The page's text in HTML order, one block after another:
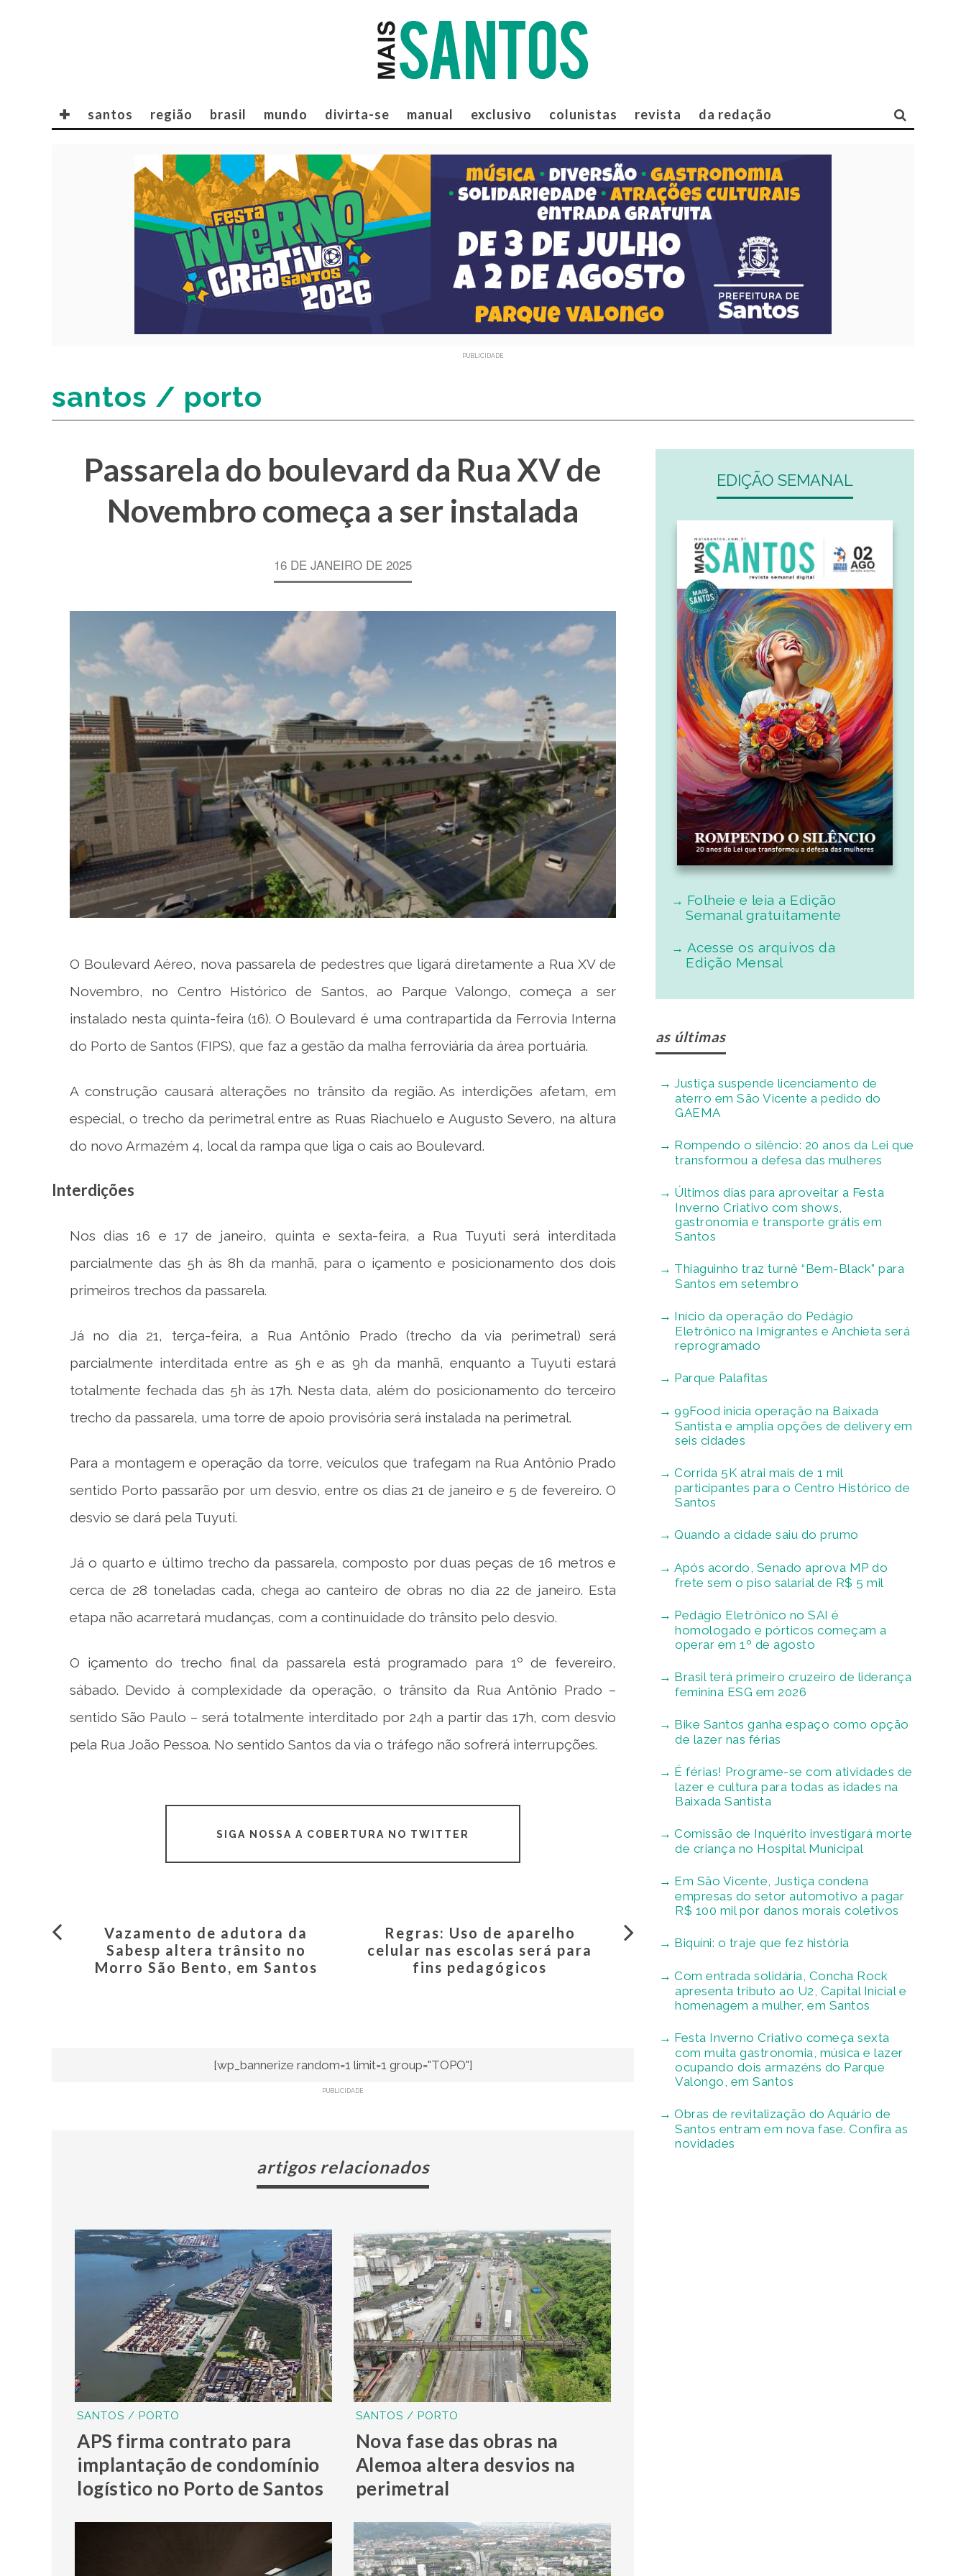
✚ santos região brasil mundo divirta-se manual exclusivo colunistas revista da redação
PUBLICIDADE
santos / porto
Passarela do boulevard da Rua XV de
Novembro começa a ser instalada
16 DE JANEIRO DE 2025
O Boulevard Aéreo, nova passarela de pedestres que ligará diretamente a Rua XV de
Novembro, no Centro Histórico de Santos, ao Parque Valongo, começa a ser
instalado nesta quinta-feira (16). O Boulevard é uma contrapartida da Ferrovia Interna
do Porto de Santos (FIPS), que faz a gestão da malha ferroviária da área portuária.
A construção causará alterações no trânsito da região. As interdições afetam, em
especial, o trecho da perimetral entre as Ruas Riachuelo e Augusto Severo, na altura
do novo Armazém 4, local da rampa que liga o cais ao Boulevard.
Interdições
Nos dias 16 e 17 de janeiro, quinta e sexta-feira, a Rua Tuyuti será interditada
parcialmente das 5h às 8h da manhã, para o içamento e posicionamento dos dois
primeiros trechos da passarela.
Já no dia 21, terça-feira, a Rua Antônio Prado (trecho da via perimetral) será
parcialmente interditada entre as 5h e as 9h da manhã, enquanto a Tuyuti estará
totalmente fechada das 5h às 17h. Nesta data, além do posicionamento do terceiro
trecho da passarela, uma torre de apoio provisória será instalada na perimetral.
Para a montagem e operação da torre, veículos que trafegam na Rua Antônio Prado
sentido Porto passarão por um desvio, entre os dias 21 de janeiro e 5 de fevereiro. O
desvio se dará pela Tuyuti.
Já o quarto e último trecho da passarela, composto por duas peças de 16 metros e
cerca de 28 toneladas cada, chega ao canteiro de obras no dia 22 de janeiro. Esta
etapa não acarretará mudanças, com a continuidade do trânsito pelo desvio.
O içamento do trecho final da passarela está programado para 1º de fevereiro,
sábado. Devido à complexidade da operação, o trânsito da Rua Antônio Prado –
sentido São Paulo – será totalmente interditado por 24h a partir das 17h, com desvio
pela Rua João Pessoa. No sentido Santos da via o tráfego não sofrerá interrupções.
SIGA NOSSA A COBERTURA NO TWITTER
Vazamento de adutora da
Sabesp altera trânsito no
Morro São Bento, em Santos
Regras: Uso de aparelho
celular nas escolas será para
fins pedagógicos
[wp_bannerize random=1 limit=1 group="TOPO"]
PUBLICIDADE
artigos relacionados
SANTOS / PORTO
APS firma contrato para
implantação de condomínio
logístico no Porto de Santos
SANTOS / PORTO
Nova fase das obras na
Alemoa altera desvios na
perimetral
EDIÇÃO SEMANAL
Folheie e leia a Edição
Semanal gratuitamente
Acesse os arquivos da
Edição Mensal
as últimas
Justiça suspende licenciamento de
aterro em São Vicente a pedido do
GAEMA
Rompendo o silêncio: 20 anos da Lei que
transformou a defesa das mulheres
Últimos dias para aproveitar a Festa
Inverno Criativo com shows,
gastronomia e transporte grátis em
Santos
Thiaguinho traz turnê “Bem-Black” para
Santos em setembro
Início da operação do Pedágio
Eletrônico na Imigrantes e Anchieta será
reprogramado
Parque Palafitas
99Food inicia operação na Baixada
Santista e amplia opções de delivery em
seis cidades
Corrida 5K atrai mais de 1 mil
participantes para o Centro Histórico de
Santos
Quando a cidade saiu do prumo
Após acordo, Senado aprova MP do
frete sem o piso salarial de R$ 5 mil
Pedágio Eletrônico no SAI é
homologado e pórticos começam a
operar em 1º de agosto
Brasil terá primeiro cruzeiro de liderança
feminina ESG em 2026
Bike Santos ganha espaço como opção
de lazer nas férias
É férias! Programe-se com atividades de
lazer e cultura para todas as idades na
Baixada Santista
Comissão de Inquérito investigará morte
de criança no Hospital Municipal
Em São Vicente, Justiça condena
empresas do setor automotivo a pagar
R$ 100 mil por danos morais coletivos
Biquíni: o traje que fez história
Com entrada solidária, Concha Rock
apresenta tributo ao U2, Capital Inicial e
homenagem a mulher, em Santos
Festa Inverno Criativo começa sexta
com muita gastronomia, música e lazer
ocupando dois armazéns do Parque
Valongo, em Santos
Obras de revitalização do Aquário de
Santos entram em nova fase. Confira as
novidades